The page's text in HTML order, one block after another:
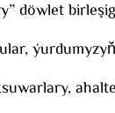
döwlet